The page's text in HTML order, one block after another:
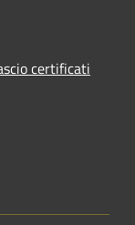
certificati